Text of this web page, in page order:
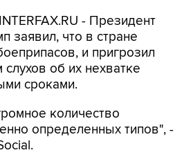
- Президент
заявил, что в стране
и пригрозил
слухов об их нехватке
сроками.
количество
определенных типов", -